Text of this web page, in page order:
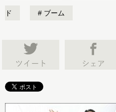
ド ブーム